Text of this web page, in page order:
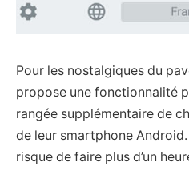
Pour les nostalgiques du
propose une fonctionnalité
rangée supplémentaire de
de leur smartphone
risque de faire plus d’un